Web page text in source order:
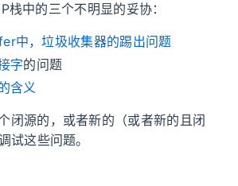
中的三个不明显的妥协：
中，垃圾收集器的踢出问题
字的问题
含义
闭源的，或者新的（或者新的且闭
试这些问题。